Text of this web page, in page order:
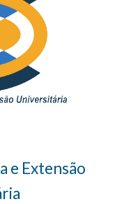
e Extensão